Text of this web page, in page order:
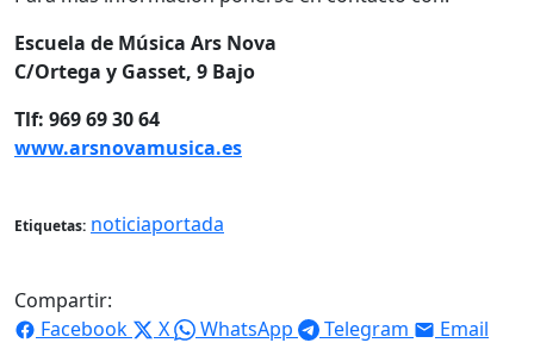
Escuela de Música Ars Nova
C/Ortega y Gasset, 9 Bajo
Tlf: 969 69 30 64
www.arsnovamusica.es
Etiquetas: noticiaportada
Compartir:
Facebook
X WhatsApp Telegram Email